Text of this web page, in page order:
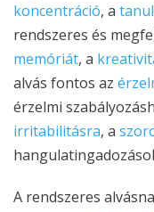
koncentráció, a
rendszeres és
memóriát, a
alvás fontos az
érzelmi
irritabilitásra, a
A rendszeres